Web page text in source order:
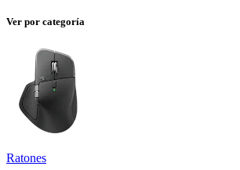
Ver por categoría
Ratones